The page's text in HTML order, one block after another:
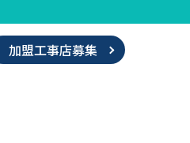
加盟工事店募集